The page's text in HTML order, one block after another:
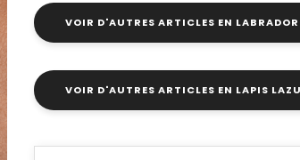
VOIR D'AUTRES ARTICLES EN
VOIR D'AUTRES ARTICLES EN LAPIS